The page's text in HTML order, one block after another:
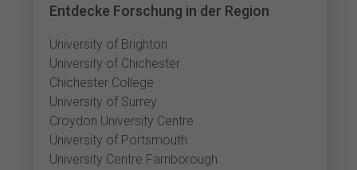
Entdecke Forschung in der Region
University of Brighton
University of Chichester
Chichester College
University of Surrey
Croydon University Centre
University of Portsmouth
University Centre Farnborough